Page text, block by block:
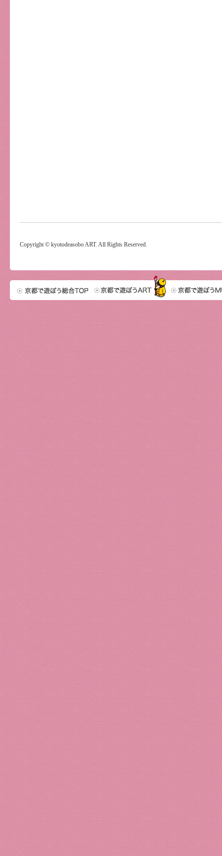
Copyright © kyotodeasobo ART. All Rights Reserved.